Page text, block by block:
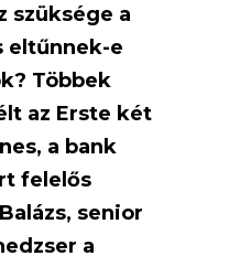
szüksége a
eltűnnek-e
Többek
az Erste két
a bank
felelős
senior
a